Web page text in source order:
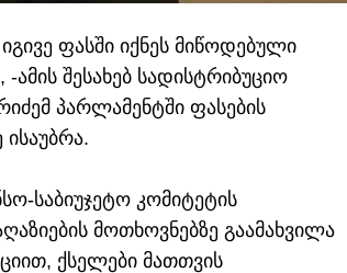
ფასში იქნეს მიწოდებული
შესახებ სადისტრიბუციო
პარლამენტში ფასების
საბიუჯეტო კომიტეტის
მოთხოვნებზე გაამახვილა
ქსელები მათთვის